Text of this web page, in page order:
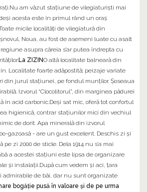
am văzut stațiune de vilegiaturiști mai
acesta este în primul rând un oraș
micile localități de vilegiatură din
Noua, au fost de asemeni luate cu asalt
asupra căreia s’ar putea îndrepta cu
La ZIZINO altă localitate balneară din
Localitate foarte adăpostită; peizaje variate
din jurul stațiunei, pe fondul munților. Șoseaua
Izvorul “Clocolitorul”, din marginea pădurei
în acid carbonic.Deși sat mic, oferă tot confortul
higienică, contrar stațiunilor mici din vechiul
de dorit. Apa minerală din izvorul
gazoasă - are un gust excelent. Deschis zi și
zi 2000 de sticle. Dela 1914 nu s’a mai
a acestei stațiuni este lipsa de organizare
și instalații.După cum vedem și aci, țara
admirabile de băi, dar nu sunt organizate
bogăție pusă în valoare și de pe urma